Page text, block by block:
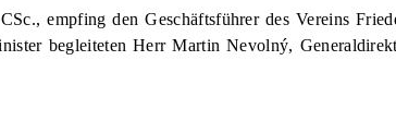
empfing den Geschäftsführer des Vereins
begleiteten Herr Martin Nevolný,